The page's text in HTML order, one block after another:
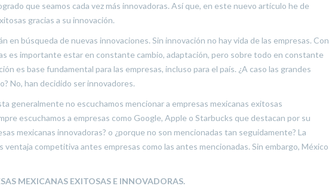
que seamos cada vez más innovadoras. Así que, en este nuevo artículo he de
gracias a su innovación.
en búsqueda de nuevas innovaciones. Sin innovación no hay vida de las empresas. Con
es importante estar en constante cambio, adaptación, pero sobre todo en constante
es base fundamental para las empresas, incluso para el país. ¿A caso las grandes
No, han decidido ser innovadores.
generalmente no escuchamos mencionar a empresas mexicanas exitosas
escuchamos a empresas como Google, Apple o Starbucks que destacan por su
mexicanas innovadoras? o ¿porque no son mencionadas tan seguidamente? La
competitiva antes empresas como las antes mencionadas. Sin embargo, México
MEXICANAS EXITOSAS E INNOVADORAS.